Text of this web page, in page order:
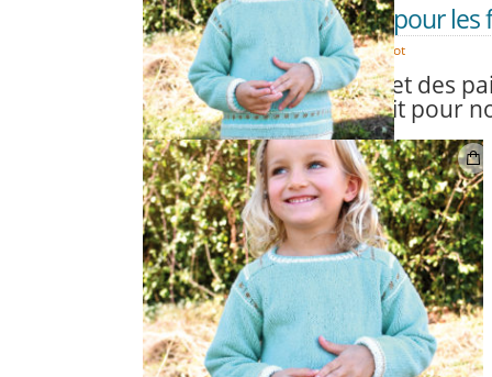
DÉC
08
On adore tricoter pour les
Duvet d'Anjou Modèles tricot
Des rayures et des
c’est le combo parfait pour